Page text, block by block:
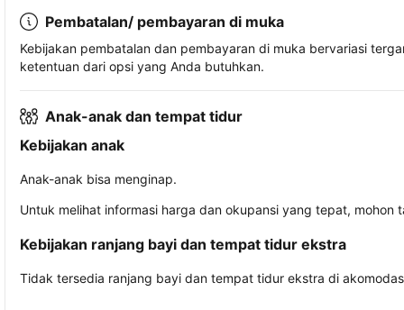
Pembatalan/ pembayaran di muka
Kebijakan pembatalan dan pembayaran di muka bervariasi
ketentuan dari opsi yang Anda butuhkan.
Anak-anak dan tempat tidur
Kebijakan anak
Anak-anak bisa menginap.
Untuk melihat informasi harga dan okupansi yang tepat,
Kebijakan ranjang bayi dan tempat tidur ekstra
Tidak tersedia ranjang bayi dan tempat tidur ekstra di